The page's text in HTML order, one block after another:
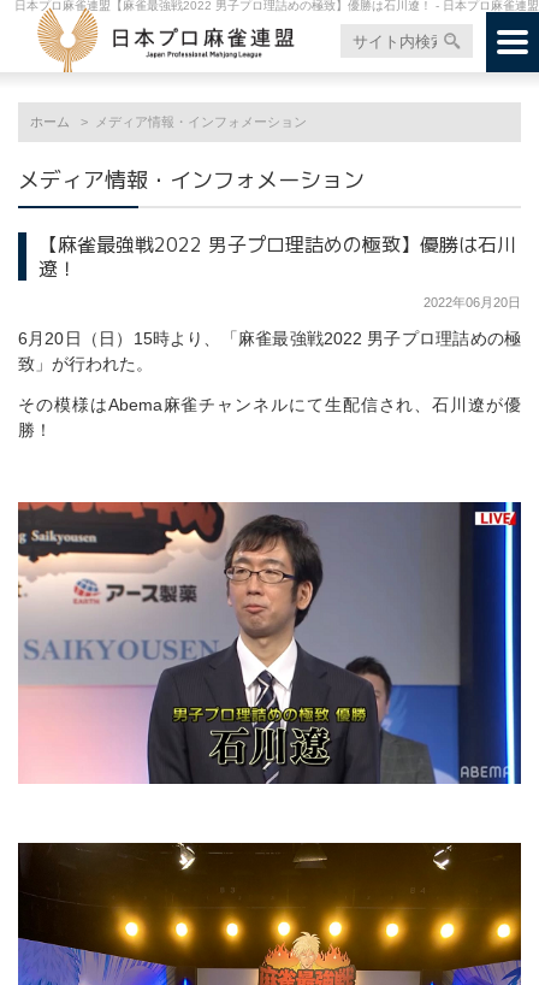
日本プロ麻雀連盟【麻雀最強戦2022 男子プロ理詰めの極致】優勝は石川遼！ - 日本プロ麻雀連盟
ホーム メディア情報・インフォメーション
メディア情報・インフォメーション
【麻雀最強戦2022 男子プロ理詰めの極致】優勝は石川
遼！
2022年06月20日
6月20日（日）15時より、「麻雀最強戦2022 男子プロ理詰めの極
致」が行われた。
その模様はAbema麻雀チャンネルにて生配信され、石川遼が優
勝！